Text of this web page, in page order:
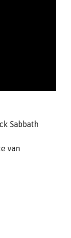
Sabbath
van